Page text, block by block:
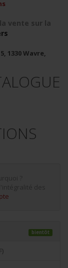
vente sur la
1330 Wavre,
bientôt